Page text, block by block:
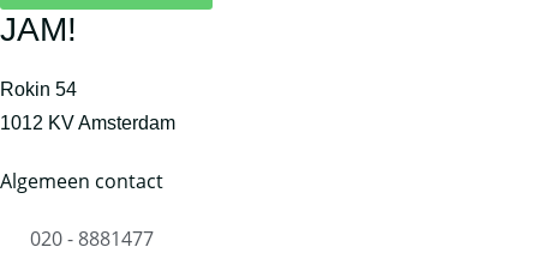
JAM!
Rokin 54
1012 KV Amsterdam
Algemeen contact
020 - 8881477